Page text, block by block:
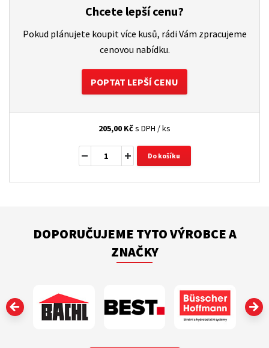
Chcete lepší cenu?
Pokud plánujete koupit více kusů, rádi Vám zpracujeme
cenovou nabídku.
POPTAT LEPŠÍ CENU
205,00 Kčs DPH / ks
Do košíku
DOPORUČUJEME TYTO VÝROBCE A
ZNAČKY
‹